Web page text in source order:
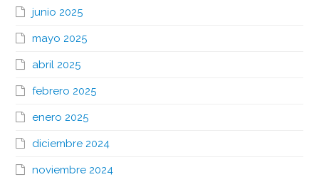
junio 2025
mayo 2025
abril 2025
febrero 2025
enero 2025
diciembre 2024
noviembre 2024